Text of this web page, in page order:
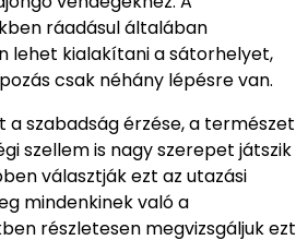
ráadásul általában
lehet kialakítani a sátorhelyet,
csak néhány lépésre van.
a szabadság érzése, a természet
szellem is nagy szerepet játszik
választják ezt az utazási
mindenkinek való a
részletesen megvizsgáljuk ezt